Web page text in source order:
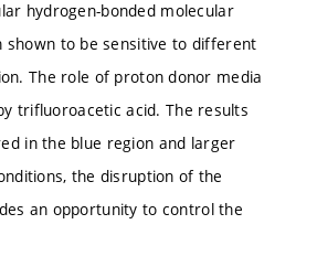
hydrogen-bonded molecular
shown to be sensitive to different
The role of proton donor media
trifluoroacetic acid. The results
in the blue region and larger
the disruption of the
an opportunity to control the